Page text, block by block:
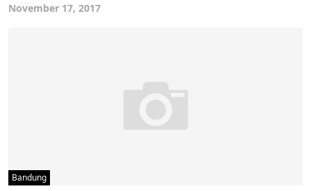
November 17, 2017
Bandung